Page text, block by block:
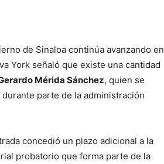
de Sinaloa continúa avanzando en
York señaló que existe una cantidad
Mérida Sánchez, quien se
parte de la administración
concedió un plazo adicional a la
probatorio que forma parte de la